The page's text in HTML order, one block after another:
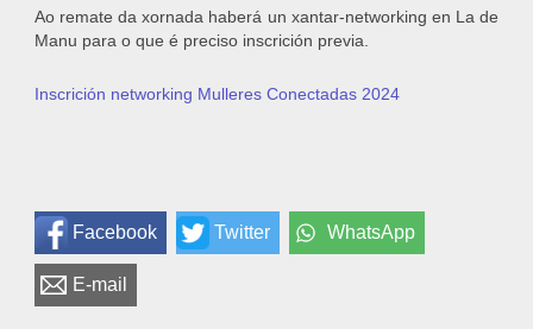
Ao remate da xornada haberá un xantar-networking en La de
Manu para o que é preciso inscrición previa.
Inscrición networking Mulleres Conectadas 2024
Facebook Twitter WhatsApp
E-mail